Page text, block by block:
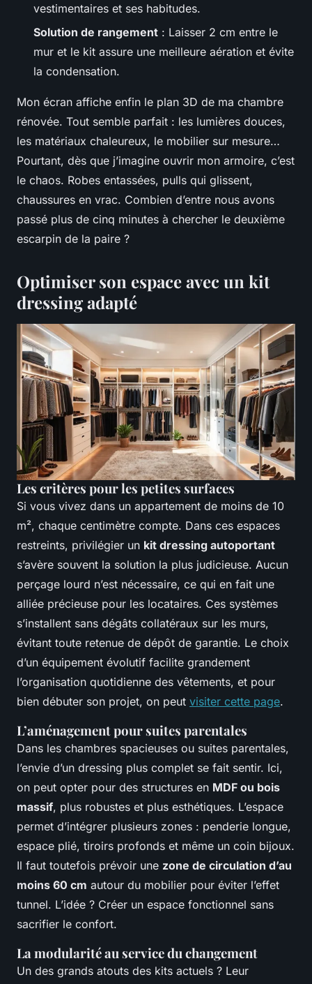
vestimentaires et ses habitudes.
Solution de rangement : Laisser 2 cm entre le
mur et le kit assure une meilleure aération et évite
la condensation.
Mon écran affiche enfin le plan 3D de ma chambre
rénovée. Tout semble parfait : les lumières douces,
les matériaux chaleureux, le mobilier sur mesure…
Pourtant, dès que j’imagine ouvrir mon armoire, c’est
le chaos. Robes entassées, pulls qui glissent,
chaussures en vrac. Combien d’entre nous avons
passé plus de cinq minutes à chercher le deuxième
escarpin de la paire ?
Optimiser son espace avec un kit
dressing adapté
Les critères pour les petites surfaces
Si vous vivez dans un appartement de moins de 10
m², chaque centimètre compte. Dans ces espaces
restreints, privilégier un kit dressing autoportant
s’avère souvent la solution la plus judicieuse. Aucun
perçage lourd n’est nécessaire, ce qui en fait une
alliée précieuse pour les locataires. Ces systèmes
s’installent sans dégâts collatéraux sur les murs,
évitant toute retenue de dépôt de garantie. Le choix
d’un équipement évolutif facilite grandement
l’organisation quotidienne des vêtements, et pour
bien débuter son projet, on peut visiter cette page.
L’aménagement pour suites parentales
Dans les chambres spacieuses ou suites parentales,
l’envie d’un dressing plus complet se fait sentir. Ici,
on peut opter pour des structures en MDF ou bois
massif, plus robustes et plus esthétiques. L’espace
permet d’intégrer plusieurs zones : penderie longue,
espace plié, tiroirs profonds et même un coin bijoux.
Il faut toutefois prévoir une zone de circulation d’au
moins 60 cm autour du mobilier pour éviter l’effet
tunnel. L’idée ? Créer un espace fonctionnel sans
sacrifier le confort.
La modularité au service du changement
Un des grands atouts des kits actuels ? Leur